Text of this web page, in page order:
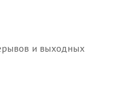
и выходных